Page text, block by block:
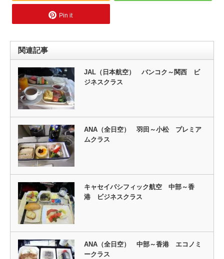
Pin it
関連記事
JAL（日本航空） バンコク～関西 ビ
ジネスクラス
ANA（全日空） 羽田～小松 プレミア
ムクラス
キャセイパシフィック航空 中部～香
港 ビジネスクラス
ANA（全日空） 中部～香港 エコノミ
ークラス